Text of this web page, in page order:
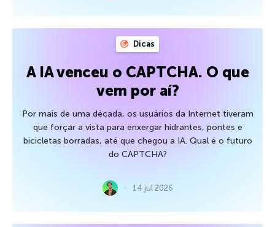
Dicas
A IA venceu o CAPTCHA. O que
vem por aí?
Por mais de uma década, os usuários da Internet tiveram
que forçar a vista para enxergar hidrantes, pontes e
bicicletas borradas, até que chegou a IA. Qual é o futuro
do CAPTCHA?
14 jul 2026